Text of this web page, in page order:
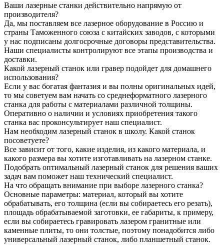
Ваши лазерные станки действительно напрямую от
производителя?
Да, мы поставляем все лазерное оборудование в Россию и
страны Таможенного союза с китайских заводов, с которыми
у нас подписаны долгосрочные договоры представительства.
Наши специалисты контролируют все этапы производства и
доставки.
Какой лазерный станок или гравер подойдет для домашнего
использования?
Если у вас богатая фантазия и вы полны оригинальных идей,
то мы советуем вам начать со среднеформатного лазерного
станка для работы с материалами различной толщины.
Оперативно о наличии и условиях приобретения такого
станка вас проконсультирует наш специалист.
Нам необходим лазерный станок в школу. Какой станок
посоветуете?
Все зависит от того, какие изделия, из какого материала, и
какого размера вы хотите изготавливать на лазерном станке.
Подобрать оптимальный лазерный станок для решения ваших
задач вам поможет наш технический специалист.
На что обращать внимание при выборе лазерного станка?
Основные параметры: материал, который вы хотите
обрабатывать, его толщина (если вы собираетесь его резать),
площадь обрабатываемой заготовки, ее габариты, к примеру,
если вы собираетесь гравировать лазером гранитные или
каменные плиты, то они толстые, поэтому понадобится либо
универсальный лазерный станок, либо планшетный станок.